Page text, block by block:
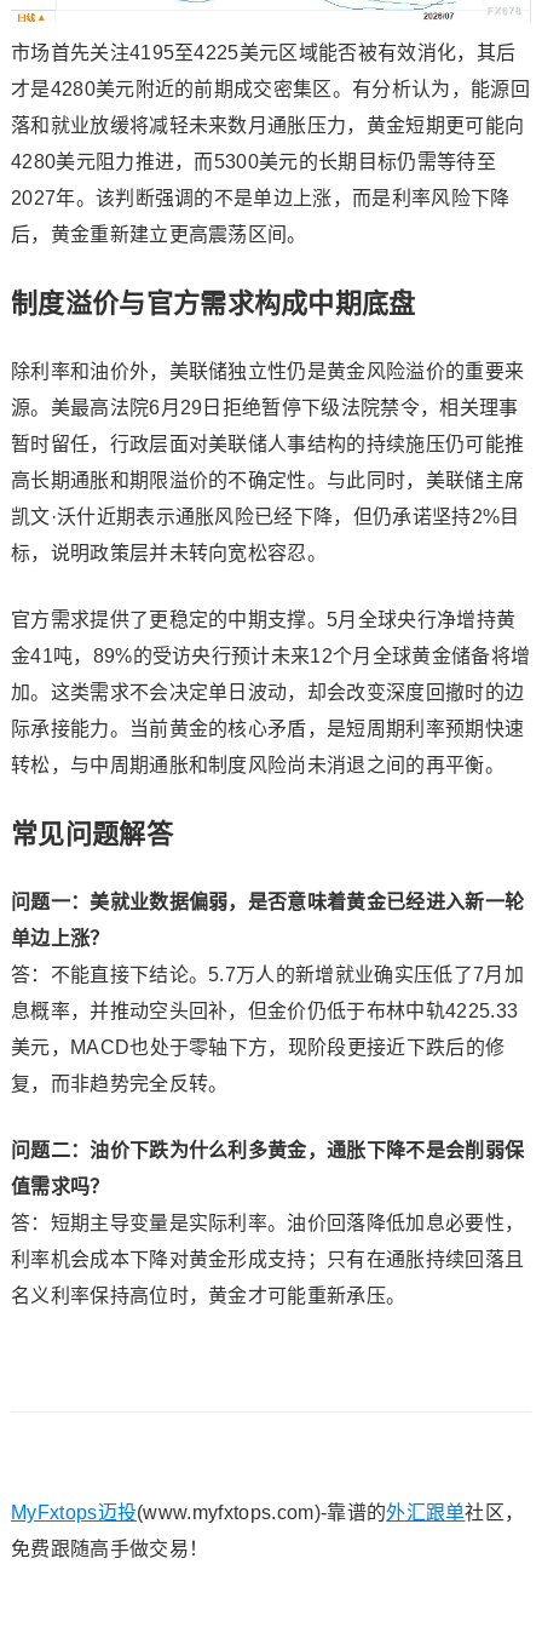
市场首先关注4195至4225美元区域能否被有效消化，其后
才是4280美元附近的前期成交密集区。有分析认为，能源回
落和就业放缓将减轻未来数月通胀压力，黄金短期更可能向
4280美元阻力推进，而5300美元的长期目标仍需等待至
2027年。该判断强调的不是单边上涨，而是利率风险下降
后，黄金重新建立更高震荡区间。
制度溢价与官方需求构成中期底盘
除利率和油价外，美联储独立性仍是黄金风险溢价的重要来
源。美最高法院6月29日拒绝暂停下级法院禁令，相关理事
暂时留任，行政层面对美联储人事结构的持续施压仍可能推
高长期通胀和期限溢价的不确定性。与此同时，美联储主席
凯文·沃什近期表示通胀风险已经下降，但仍承诺坚持2%目
标，说明政策层并未转向宽松容忍。
官方需求提供了更稳定的中期支撑。5月全球央行净增持黄
金41吨，89%的受访央行预计未来12个月全球黄金储备将增
加。这类需求不会决定单日波动，却会改变深度回撤时的边
际承接能力。当前黄金的核心矛盾，是短周期利率预期快速
转松，与中周期通胀和制度风险尚未消退之间的再平衡。
常见问题解答
问题一：美就业数据偏弱，是否意味着黄金已经进入新一轮
单边上涨？
答：不能直接下结论。5.7万人的新增就业确实压低了7月加
息概率，并推动空头回补，但金价仍低于布林中轨4225.33
美元，MACD也处于零轴下方，现阶段更接近下跌后的修
复，而非趋势完全反转。
问题二：油价下跌为什么利多黄金，通胀下降不是会削弱保
值需求吗？
答：短期主导变量是实际利率。油价回落降低加息必要性，
利率机会成本下降对黄金形成支持；只有在通胀持续回落且
名义利率保持高位时，黄金才可能重新承压。
MyFxtops迈投(www.myfxtops.com)-靠谱的外汇跟单社区，
免费跟随高手做交易！